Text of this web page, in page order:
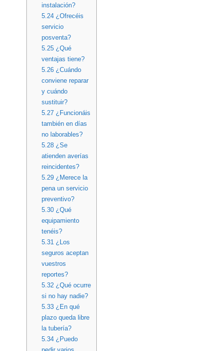
instalación?
5.24¿Ofrecéis
servicio
posventa?
5.25¿Qué
ventajas tiene?
5.26¿Cuándo
conviene reparar
y cuándo
sustituir?
5.27¿Funcionáis
también en días
no laborables?
5.28¿Se
atienden averías
reincidentes?
5.29¿Merece la
pena un servicio
preventivo?
5.30¿Qué
equipamiento
tenéis?
5.31 ¿Los
seguros aceptan
vuestros
reportes?
5.32¿Qué ocurre
si no hay nadie?
5.33¿En qué
plazo queda libre
la tubería?
5.34¿Puedo